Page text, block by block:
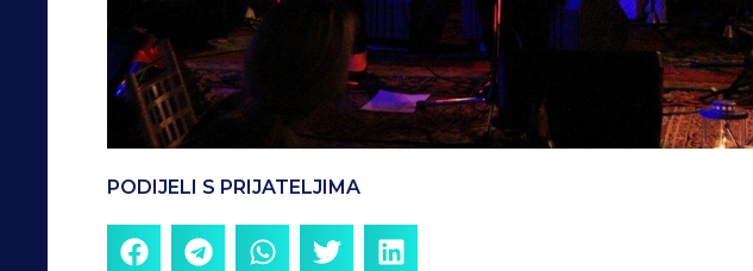
PODIJELI S PRIJATELJIMA